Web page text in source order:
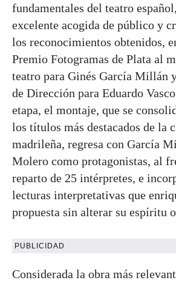
fundamentales del teatro
excelente acogida de público y
los reconocimientos obtenidos,
Premio Fotogramas de Plata al
teatro para Ginés García Millán
de Dirección para Eduardo
etapa, el montaje, que se
los títulos más destacados de la
madrileña, regresa con García
Molero como protagonistas, al
reparto de 25 intérpretes, e
lecturas interpretativas que
propuesta sin alterar su espíritu
PUBLICIDAD
Considerada la obra más